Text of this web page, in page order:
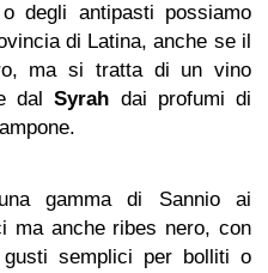
degli antipasti possiamo
di Latina, anche se il
ma si tratta di un vino
e dalSyrah dai profumi di
gamma di Sannio ai
ma anche ribes nero, con
semplici per bolliti o